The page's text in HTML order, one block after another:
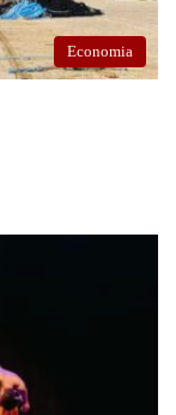
Economia